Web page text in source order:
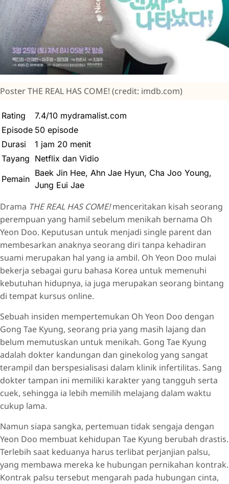
Poster THE REAL HAS COME! (credit: imdb.com)
Rating
7.4/10 mydramalist.com
Episode 50 episode
Durasi
1 jam 20 menit
Tayang Netflix dan Vidio
Pemain
Baek Jin Hee, Ahn Jae Hyun, Cha Joo Young,
Jung Eui Jae
Drama THE REAL HAS COME!menceritakan kisah seorang
perempuan yang hamil sebelum menikah bernama Oh
Yeon Doo. Keputusan untuk menjadi single parent dan
membesarkan anaknya seorang diri tanpa kehadiran
suami merupakan hal yang ia ambil. Oh Yeon Doo mulai
bekerja sebagai guru bahasa Korea untuk memenuhi
kebutuhan hidupnya, ia juga merupakan seorang bintang
di tempat kursus online.
Sebuah insiden mempertemukan Oh Yeon Doo dengan
Gong Tae Kyung, seorang pria yang masih lajang dan
belum memutuskan untuk menikah. Gong Tae Kyung
adalah dokter kandungan dan ginekolog yang sangat
terampil dan berspesialisasi dalam klinik infertilitas. Sang
dokter tampan ini memiliki karakter yang tangguh serta
cuek, sehingga ia lebih memilih melajang dalam waktu
cukup lama.
Namun siapa sangka, pertemuan tidak sengaja dengan
Yeon Doo membuat kehidupan Tae Kyung berubah drastis.
Terlebih saat keduanya harus terlibat perjanjian palsu,
yang membawa mereka ke hubungan pernikahan kontrak.
Kontrak palsu tersebut mengarah pada hubungan cinta,